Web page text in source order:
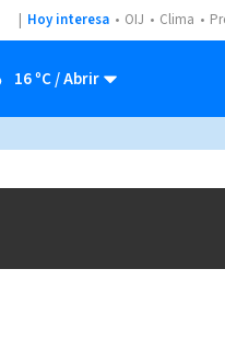
Hoy interesa OIJ Clima
16 ºC